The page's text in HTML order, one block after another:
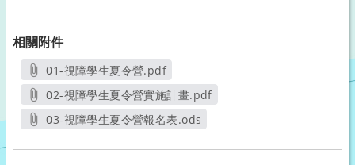
相關附件
01-視障學生夏令營.pdf
另開新視窗
02-視障學生夏令營實施計畫.pdf
另開新視窗
03-視障學生夏令營報名表.ods